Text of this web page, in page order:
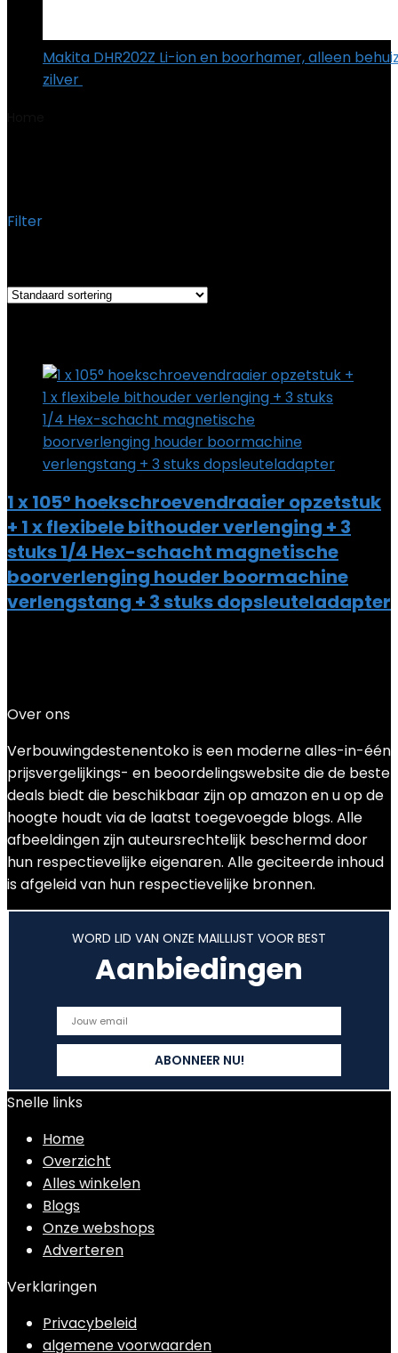
Makita DHR202Z Li-ion en boorhamer, alleen
zilver
Filter
1 x 105° hoekschroevendraaier opzetstuk
+ 1 x flexibele bithouder verlenging + 3
stuks 1/4 Hex-schacht magnetische
boorverlenging houder boormachine
verlengstang + 3 stuks dopsleuteladapter
Over ons
Verbouwingdestenentoko is een moderne alles-in-één
prijsvergelijkings- en beoordelingswebsite die de beste
deals biedt die beschikbaar zijn op amazon en u op de
hoogte houdt via de laatst toegevoegde blogs. Alle
afbeeldingen zijn auteursrechtelijk beschermd door
hun respectievelijke eigenaren. Alle geciteerde inhoud
is afgeleid van hun respectievelijke bronnen.
WORD LID VAN ONZE MAILLIJST VOOR BEST
Aanbiedingen
Snelle links
Home
Overzicht
Alles winkelen
Blogs
Onze webshops
Adverteren
Verklaringen
Privacybeleid
algemene voorwaarden